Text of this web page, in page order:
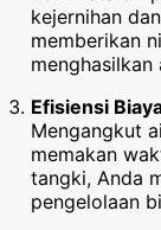
kejernihan
memberikan
Efisiensi
Mengangkut
memakan
tangki, Anda
pengelolaan